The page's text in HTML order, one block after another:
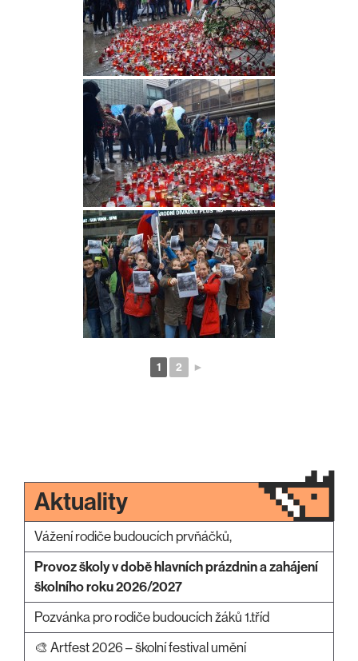
1 2 ►
Aktuality
Vážení rodiče budoucích prvňáčků,
Provoz školy v době hlavních prázdnin a zahájení
školního roku 2026/2027
Pozvánka pro rodiče budoucích žáků 1.tříd
🎨 Artfest 2026 – školní festival umění